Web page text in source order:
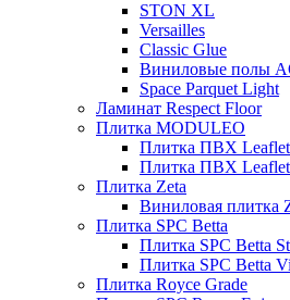
STON XL
Versailles
Classic Glue
Виниловые полы
Space Parquet Light
Ламинат Respect Floor
Плитка MODULEO
Плитка ПВХ
Плитка ПВХ Leaflet
Плитка Zeta
Виниловая плитка
Плитка SPC Betta
Плитка SPC Betta
Плитка SPC Betta
Плитка Royce Grade